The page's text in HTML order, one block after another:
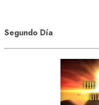
Segundo Día